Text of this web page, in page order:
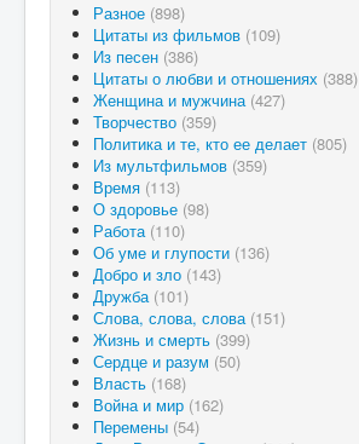
Разное (898)
Цитаты из фильмов (109)
Из песен (386)
Цитаты о любви и отношениях (388)
Женщина и мужчина (427)
Творчество (359)
Политика и те, кто ее делает (805)
Из мультфильмов (359)
Время (113)
О здоровье (98)
Работа (110)
Об уме и глупости (136)
Добро и зло (143)
Дружба (101)
Слова, слова, слова (151)
Жизнь и смерть (399)
Сердце и разум (50)
Власть (168)
Война и мир (162)
Перемены (54)